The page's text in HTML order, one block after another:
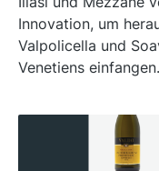
Innovation, um
Valpolicella und
Venetiens einfangen.